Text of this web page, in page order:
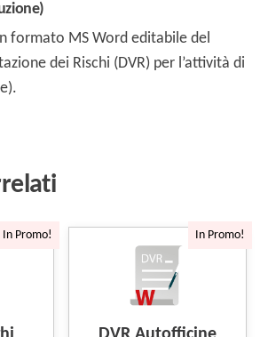
formato MS Word editabile del
dei Rischi (DVR) per l’attività di
In Promo! In Promo!